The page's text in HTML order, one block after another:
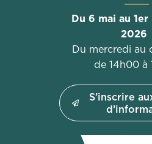
Du 6 mai au
2026
Du mercredi au
de 14h00 à
S’inscrire